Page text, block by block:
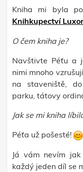
Kniha mi byla
Knihkupectví Luxor
O čem kniha je?
Navštivte Péťu a
nimi mnoho
na staveniště,
parku, tátovy
Jak se mi kniha
Péťa už pošesté!
Já vám nevím
každý jeden díl se